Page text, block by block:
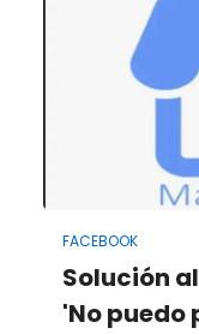
FACEBOOK
Solución
'No puedo